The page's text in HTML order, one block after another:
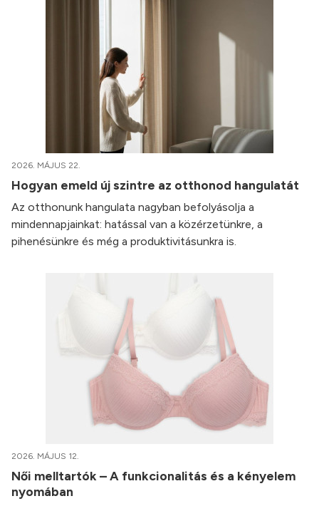
2026. MÁJUS 22.
Hogyan emeld új szintre az otthonod hangulatát
Az otthonunk hangulata nagyban befolyásolja a
mindennapjainkat: hatással van a közérzetünkre, a
pihenésünkre és még a produktivitásunkra is.
2026. MÁJUS 12.
Női melltartók – A funkcionalitás és a kényelem
nyomában